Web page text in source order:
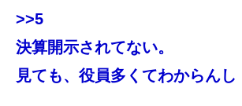
>>5
決算開示されてない。
見ても、役員多くてわからんし